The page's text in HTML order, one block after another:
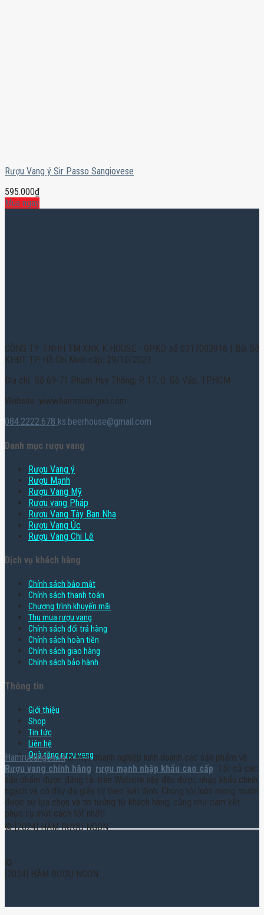
Rượu Vang ý Sir Passo Sangiovese
595.000₫
Mua ngay
CÔNG TY TNHH TM XNK K HOUSE - GPKD số 0317003916 | Bởi Sở
KHĐT TP. Hồ Chí Minh cấp: 29/10/2021
Địa chỉ: Số 69-71 Phạm Huy Thông, P. 17, Q. Gò Vấp, TPHCM
Website: www.hamruoungon.com
084.2222.678 ks.beerhouse@gmail.com
Danh mục rượu vang
Rượu Vang ý
Rượu Mạnh
Rượu Vang Mỹ
Rượu vang Pháp
Rượu Vang Tây Ban Nha
Rượu Vang Úc
Rượu Vang Chi Lê
Dịch vụ khách hàng
Chính sách bảo mật
Chính sách thanh toán
Chương trình khuyến mãi
Thu mua rượu vang
Chính sách đổi trả hàng
Chính sách hoàn tiền
Chính sách giao hàng
Chính sách bảo hành
Thông tin
Giới thiệu
Shop
Tin tức
Liên hệ
Quà tặng rượu vang
Hamruoungon.vnlà một doanh nghiệp kinh doanh các sản phẩm về
Rượu vang chính hãng, rượu mạnh nhập khẩu cao cấp. Tất cả các
sản phẩm được đăng tải trên Website này đều được nhập khẩu chính
ngạch và có đầy đủ giấy tờ theo luật định. Chúng tôi luôn mong muốn
được sự lựa chọn và tin tưởng từ khách hàng, cũng như cam kết
phục vụ một cách tốt nhất!
© [2024] HẦM RƯỢU NGON
©
[2024] HẦM RƯỢU NGON